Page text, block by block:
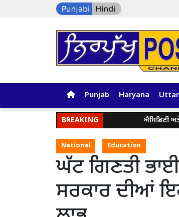
Punjab Haryana
BREAKING ਐਸਿਡਿਟੀ ਅਤੇ
National Education
ਘੱਟ ਗਿਣਤੀ
ਸਰਕਾਰ ਦੀਆਂ